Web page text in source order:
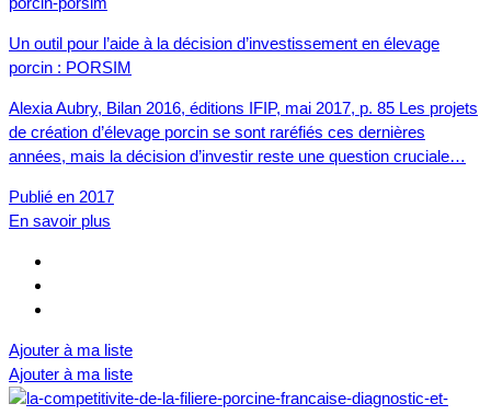
Un outil pour l’aide à la décision d’investissement en élevage
porcin : PORSIM
Alexia Aubry, Bilan 2016, éditions IFIP, mai 2017, p. 85 Les projets
de création d’élevage porcin se sont raréfiés ces dernières
années, mais la décision d’investir reste une question cruciale…
Publié en 2017
En savoir plus
Ajouter à ma liste
Ajouter à ma liste